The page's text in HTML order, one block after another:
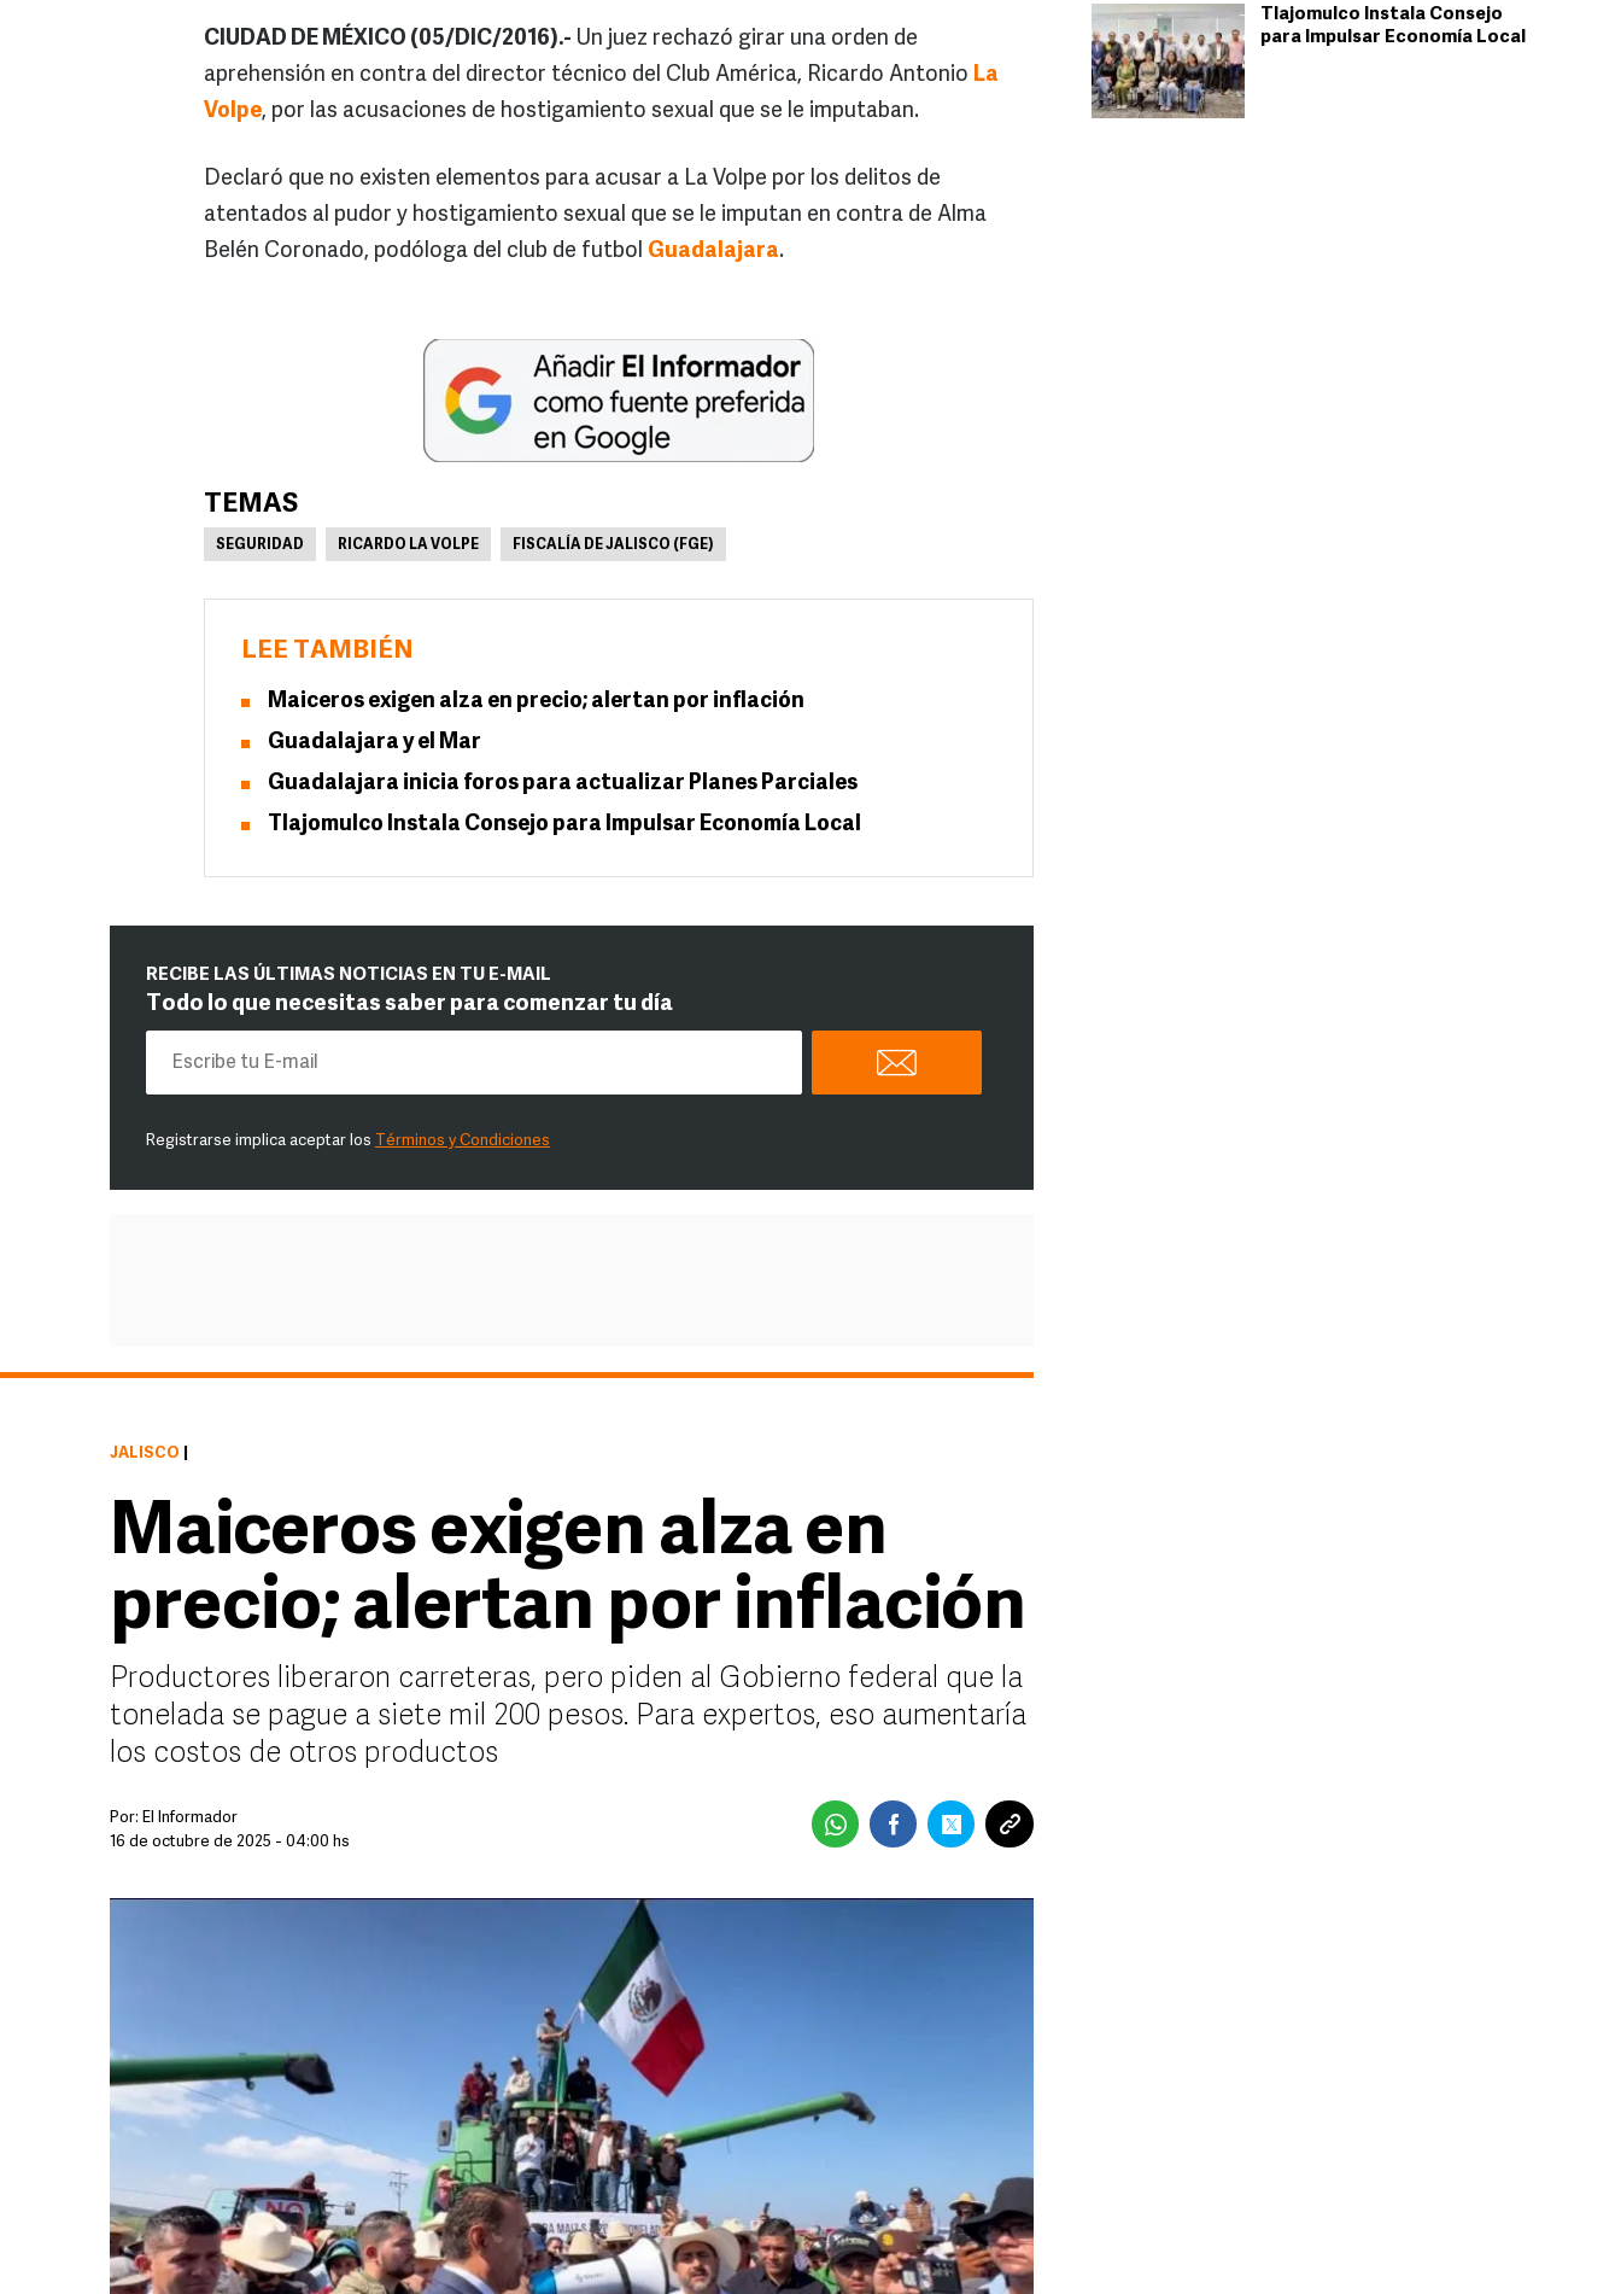
Tlajomulco Instala Consejo
para Impulsar Economía Local
CIUDAD DE MÉXICO (05/DIC/2016).- Un juez rechazó girar una orden de
aprehensión en contra del director técnico del Club América, Ricardo Antonio La
Volpe, por las acusaciones de hostigamiento sexual que se le imputaban.
Declaró que no existen elementos para acusar a La Volpe por los delitos de
atentados al pudor y hostigamiento sexual que se le imputan en contra de Alma
Belén Coronado, podóloga del club de futbol Guadalajara.
TEMAS
SEGURIDAD RICARDO LA VOLPE FISCALÍA DE JALISCO (FGE)
LEE TAMBIÉN
Maiceros exigen alza en precio; alertan por inflación
Guadalajara y el Mar
Guadalajara inicia foros para actualizar Planes Parciales
Tlajomulco Instala Consejo para Impulsar Economía Local
RECIBE LAS ÚLTIMAS NOTICIAS EN TU E-MAIL
Todo lo que necesitas saber para comenzar tu día
Registrarse implica aceptar los Términos y Condiciones
JALISCO
Maiceros exigen alza en
precio; alertan por inflación
Productores liberaron carreteras, pero piden al Gobierno federal que la
tonelada se pague a siete mil 200 pesos. Para expertos, eso aumentaría
los costos de otros productos
Por: El Informador
16 de octubre de 2025 - 04:00 hs